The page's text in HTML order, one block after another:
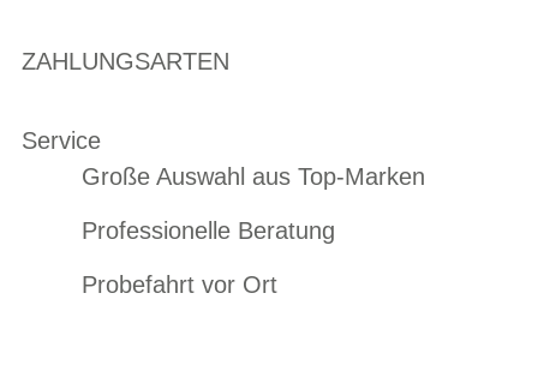
ZAHLUNGSARTEN
Service
Große Auswahl aus Top-Marken
Professionelle Beratung
Probefahrt vor Ort